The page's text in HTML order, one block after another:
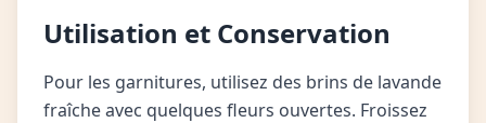
Utilisation et Conservation
Pour les garnitures, utilisez des brins de lavande
fraîche avec quelques fleurs ouvertes. Froissez